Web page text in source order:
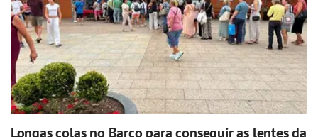
Longas colas no Barco para conseguir as lentes da